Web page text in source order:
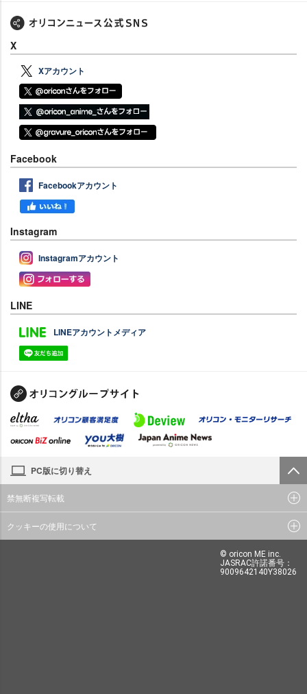
X
Xアカウント
Facebook
Facebookアカウント
Instagram
Instagramアカウント
LINE
LINEアカウントメディア
PC版に切り替え
禁無断複写転載
クッキーの使用について
© oricon ME inc.
JASRAC許諾番号：
9009642140Y38026